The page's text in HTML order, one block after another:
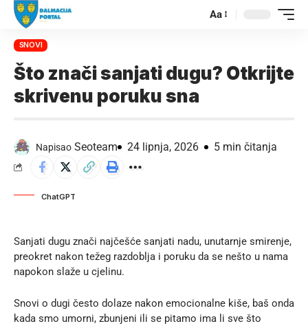
Aa
SNOVI
Što znači sanjati dugu? Otkrijte
skrivenu poruku sna
Napisao Seoteam 24 lipnja, 2026 5 min čitanja
ChatGPT
Sanjati dugu znači najčešće sanjati nadu, unutarnje smirenje,
preokret nakon težeg razdoblja i poruku da se nešto u nama
napokon slaže u cjelinu.
Snovi o dugi često dolaze nakon emocionalne kiše, baš onda
kada smo umorni, zbunjeni ili se pitamo ima li sve što